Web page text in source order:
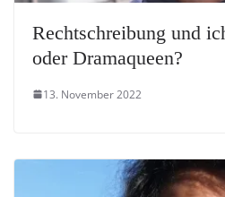
Rechtschreibung und
oder Dramaqueen?
13. November 2022